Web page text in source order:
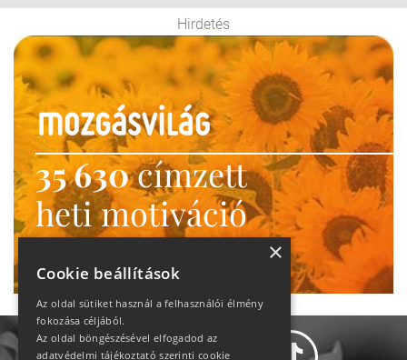
Hirdetés
35 630címzett
heti motiváció
Ne maradj le!
×
Cookie beállítások
Az oldal sütiket használ a felhasználói élmény
fokozása céljából.
Az oldal böngészésével elfogadod az
adatvédelmi tájékoztató szerinti cookie